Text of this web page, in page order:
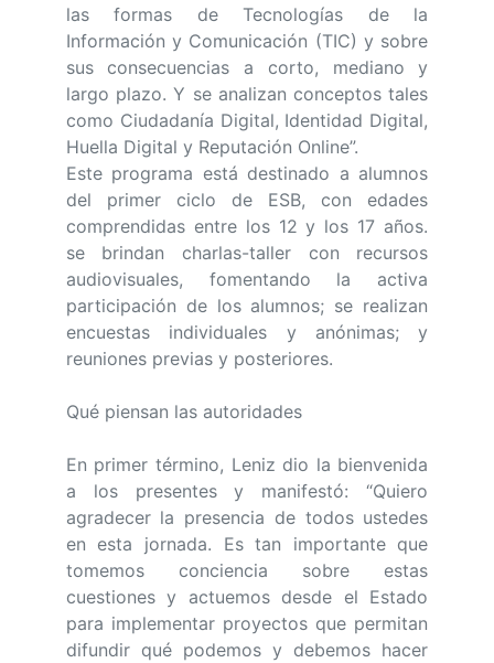
las formas de Tecnologías de la
Información y Comunicación (TIC) y sobre
sus consecuencias a corto, mediano y
largo plazo. Y se analizan conceptos tales
como Ciudadanía Digital, Identidad Digital,
Huella Digital y Reputación Online”.
Este programa está destinado a alumnos
del primer ciclo de ESB, con edades
comprendidas entre los 12 y los 17 años.
se brindan charlas-taller con recursos
audiovisuales, fomentando la activa
participación de los alumnos; se realizan
encuestas individuales y anónimas; y
reuniones previas y posteriores.
Qué piensan las autoridades
En primer término, Leniz dio la bienvenida
a los presentes y manifestó: “Quiero
agradecer la presencia de todos ustedes
en esta jornada. Es tan importante que
tomemos conciencia sobre estas
cuestiones y actuemos desde el Estado
para implementar proyectos que permitan
difundir qué podemos y debemos hacer